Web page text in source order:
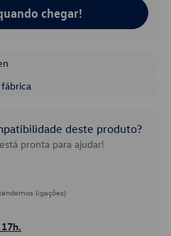
chegar!
deste produto?
pronta para ajudar!
ligações)